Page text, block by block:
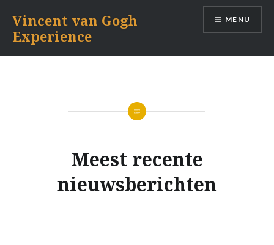
inhoud
Vincent van Gogh
Experience
MENU
Meest recente
nieuwsberichten